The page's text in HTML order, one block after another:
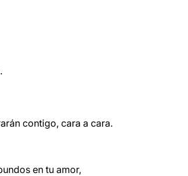
contigo, cara a cara.
en tu amor,